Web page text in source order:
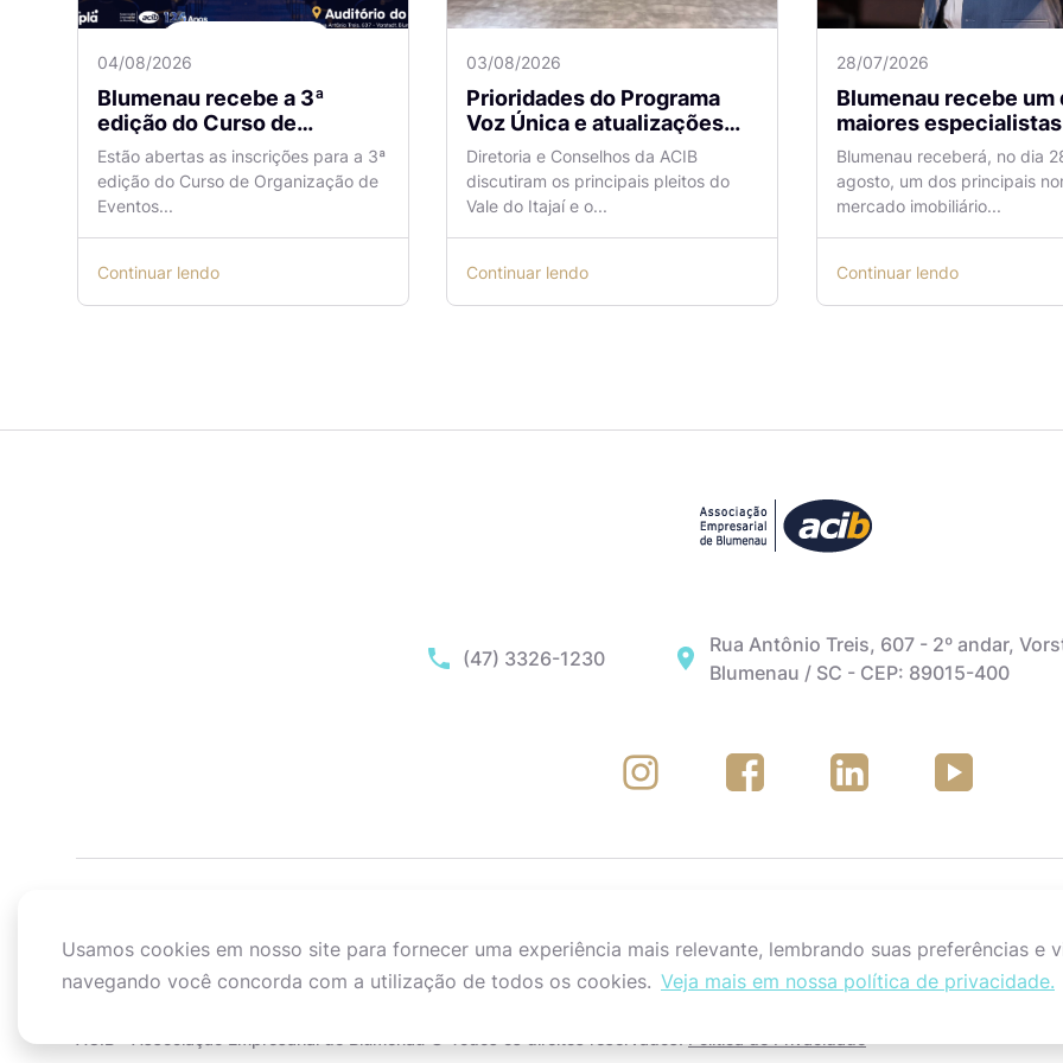
04/08/2026
Blumenau recebe a 3ª
edição do Curso de
Organização de Eventos
Lilian Ribeiro
Estão abertas as inscrições para a 3ª
edição do Curso de Organização de
Eventos...
Continuar lendo
03/08/2026
Prioridades do Programa
Voz Única e atualizações
sobre o Aeroporto de
Navegantes são temas de
reunião na ACIB
Diretoria e Conselhos da ACIB
discutiram os principais pleitos do
Vale do Itajaí e o...
Continuar lendo
28/07/2026
Blumenau recebe um
maiores especialistas em
vendas do mercado
imobiliário
Blumenau receberá, no dia
agosto, um dos principais
mercado imobiliário...
Continuar lendo
(47) 3326-1230
Rua Antônio Treis, 607 - 2º andar,
Blumenau / SC - CEP: 89015-400
ACIB - Associação Empresarial de Blumenau © Todos os direitos reservados.Política de Privacidade
Usamos cookies em nosso site para fornecer uma experiência mais relevante, lembrando suas preferências e
navegando você concorda com a utilização de todos os cookies. Veja mais em nossa política de privacidade.